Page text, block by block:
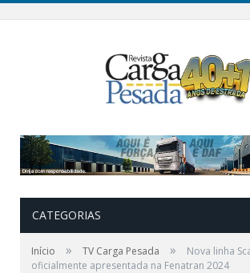
CATEGORIAS
Início » TV Carga Pesada »
Nova linha
oficialmente apresentada na Fenatran 2024